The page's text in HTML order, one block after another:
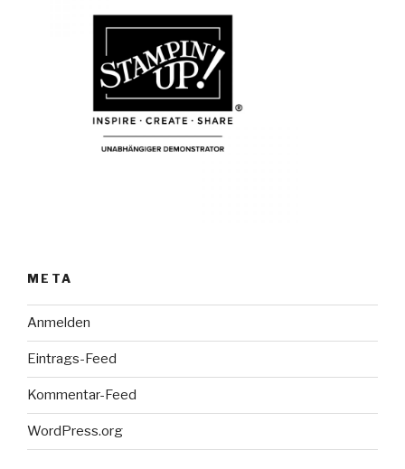
META
Anmelden
Eintrags-Feed
Kommentar-Feed
WordPress.org